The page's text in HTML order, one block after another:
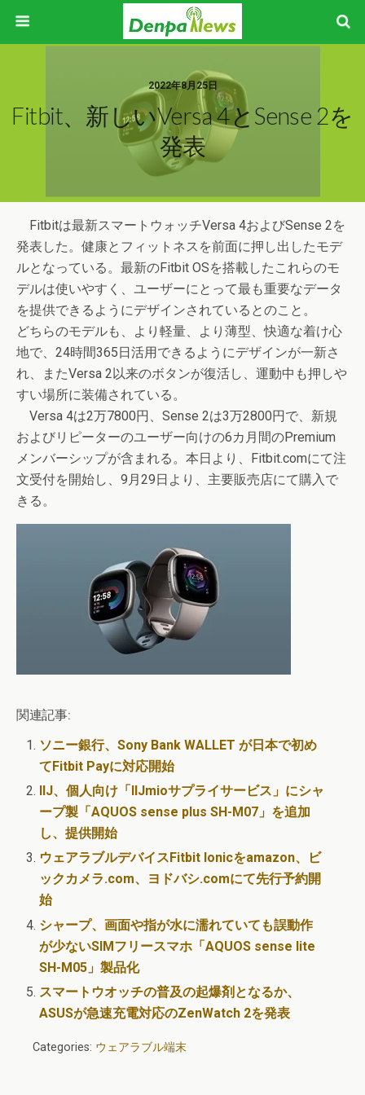
2022年8月25日
Fitbit、新しいVersa 4とSense 2を
発表
Fitbitは最新スマートウォッチVersa 4およびSense 2を
発表した。健康とフィットネスを前面に押し出したモデ
ルとなっている。最新のFitbit OSを搭載したこれらのモ
デルは使いやすく、ユーザーにとって最も重要なデータ
を提供できるようにデザインされているとのこと。
どちらのモデルも、より軽量、より薄型、快適な着け心
地で、24時間365日活用できるようにデザインが一新さ
れ、またVersa 2以来のボタンが復活し、運動中も押しや
すい場所に装備されている。
Versa 4は2万7800円、Sense 2は3万2800円で、新規
およびリピーターのユーザー向けの6カ月間のPremium
メンバーシップが含まれる。本日より、Fitbit.comにて注
文受付を開始し、9月29日より、主要販売店にて購入で
きる。
関連記事:
ソニー銀行、Sony Bank WALLET が日本で初め
てFitbit Payに対応開始
IIJ、個人向け「IIJmioサプライサービス」にシャ
ープ製「AQUOS sense plus SH-M07」を追加
し、提供開始
ウェアラブルデバイスFitbit Ionicをamazon、ビ
ックカメラ.com、ヨドバシ.comにて先行予約開
始
シャープ、画面や指が水に濡れていても誤動作
が少ないSIMフリースマホ「AQUOS sense lite
SH-M05」製品化
スマートウオッチの普及の起爆剤となるか、
ASUSが急速充電対応のZenWatch 2を発表
Categories: ウェアラブル端末